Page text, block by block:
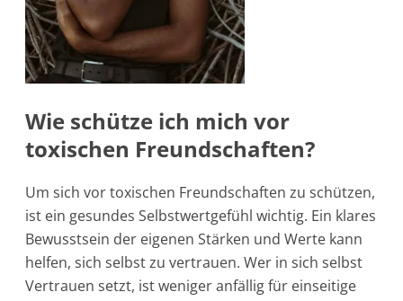
Wie schütze ich mich vor
toxischen Freundschaften?
Um sich vor toxischen Freundschaften zu schützen,
ist ein gesundes Selbstwertgefühl wichtig. Ein klares
Bewusstsein der eigenen Stärken und Werte kann
helfen, sich selbst zu vertrauen. Wer in sich selbst
Vertrauen setzt, ist weniger anfällig für einseitige